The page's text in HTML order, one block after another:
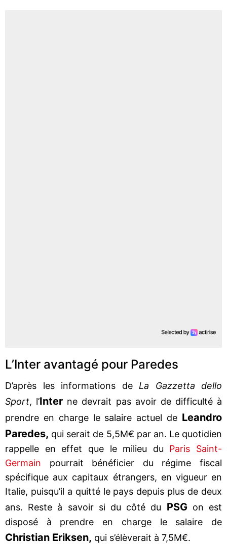
L’Inter avantagé pour Paredes
D’après les informations de La Gazzetta dello
Sport, l’Inter ne devrait pas avoir de difficulté à
prendre en charge le salaire actuel de Leandro
Paredes, qui serait de 5,5M€ par an. Le quotidien
rappelle en effet que le milieu du Paris Saint-
Germain pourrait bénéficier du régime fiscal
spécifique aux capitaux étrangers, en vigueur en
Italie, puisqu’il a quitté le pays depuis plus de deux
ans. Reste à savoir si du côté du PSGon est
disposé à prendre en charge le salaire de
Christian Eriksen, qui s’élèverait à 7,5M€.